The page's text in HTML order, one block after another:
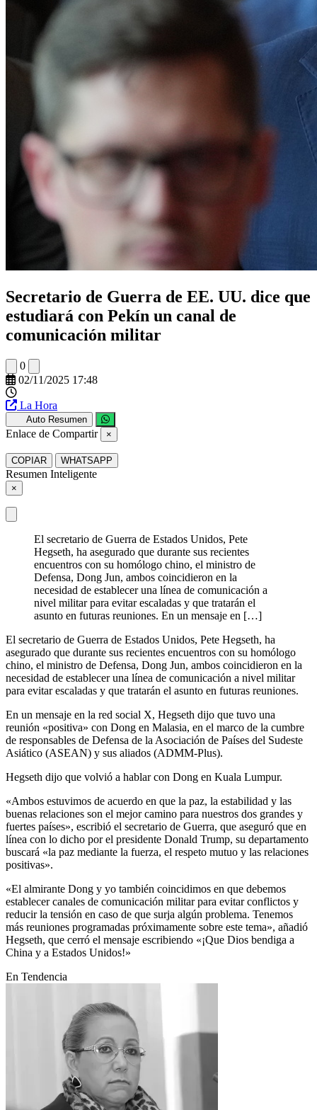
Secretario de Guerra de EE. UU. dice que
estudiará con Pekín un canal de
comunicación militar
0
02/11/2025 17:48
La Hora
Auto Resumen
Enlace de Compartir ×
COPIAR WHATSAPP
Resumen Inteligente
×
El secretario de Guerra de Estados Unidos, Pete
Hegseth, ha asegurado que durante sus recientes
encuentros con su homólogo chino, el ministro de
Defensa, Dong Jun, ambos coincidieron en la
necesidad de establecer una línea de comunicación a
nivel militar para evitar escaladas y que tratarán el
asunto en futuras reuniones. En un mensaje en […]
El secretario de Guerra de Estados Unidos, Pete Hegseth, ha
asegurado que durante sus recientes encuentros con su homólogo
chino, el ministro de Defensa, Dong Jun, ambos coincidieron en la
necesidad de establecer una línea de comunicación a nivel militar
para evitar escaladas y que tratarán el asunto en futuras reuniones.
En un mensaje en la red social X, Hegseth dijo que tuvo una
reunión «positiva» con Dong en Malasia, en el marco de la cumbre
de responsables de Defensa de la Asociación de Países del Sudeste
Asiático (ASEAN) y sus aliados (ADMM-Plus).
Hegseth dijo que volvió a hablar con Dong en Kuala Lumpur.
«Ambos estuvimos de acuerdo en que la paz, la estabilidad y las
buenas relaciones son el mejor camino para nuestros dos grandes y
fuertes países», escribió el secretario de Guerra, que aseguró que en
línea con lo dicho por el presidente Donald Trump, su departamento
buscará «la paz mediante la fuerza, el respeto mutuo y las relaciones
positivas».
«El almirante Dong y yo también coincidimos en que debemos
establecer canales de comunicación militar para evitar conflictos y
reducir la tensión en caso de que surja algún problema. Tenemos
más reuniones programadas próximamente sobre este tema», añadió
Hegseth, que cerró el mensaje escribiendo «¡Que Dios bendiga a
China y a Estados Unidos!»
En Tendencia